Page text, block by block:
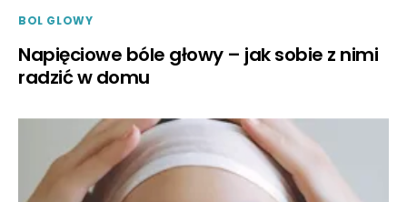
BOL GLOWY
Napięciowe bóle głowy – jak sobie z nimi
radzić w domu